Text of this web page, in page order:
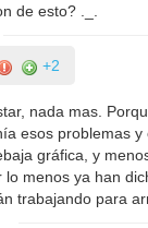
de esto? ._.
+2
nada mas.
esos problemas
gráfica, y
lo menos ya han
trabajando para